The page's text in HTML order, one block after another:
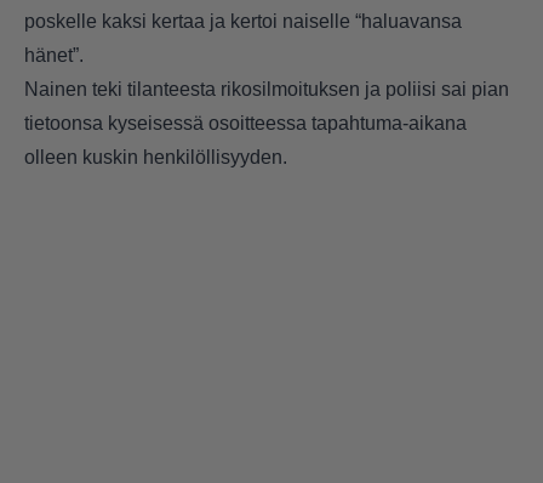
poskelle kaksi kertaa ja kertoi naiselle “haluavansa
hänet”.
Nainen teki tilanteesta rikosilmoituksen ja poliisi sai pian
tietoonsa kyseisessä osoitteessa tapahtuma-aikana
olleen kuskin henkilöllisyyden.